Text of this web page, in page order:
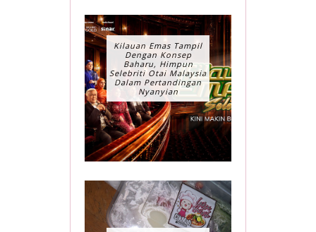
Kilauan Emas Tampil
Dengan Konsep
Baharu, Himpun
Selebriti Otai Malaysia
Dalam Pertandingan
Nyanyian